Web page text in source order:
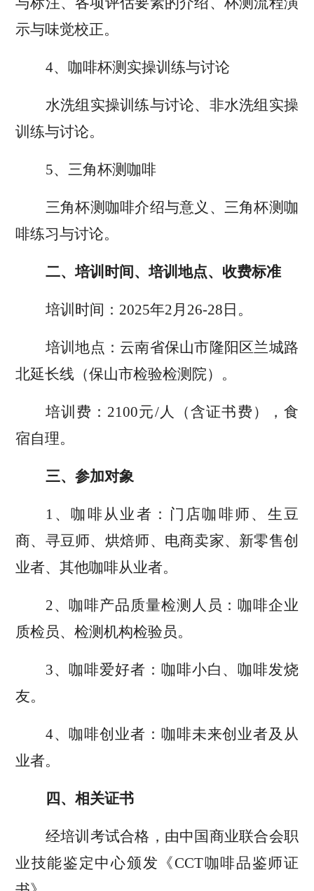
示与味觉校正。
4、 咖啡杯测实操训练与讨论
水洗组 实操训练与讨论、非水洗组 实操
训练与讨论。
5、三角杯测咖啡
三角杯测咖啡介绍与意义 、 三角杯测咖
啡练习与讨论。
二、培训时间、培训地点、收费标准
培训时间： 2025年2 月 26-28 日。
培训地点：云南省保山市隆阳区兰城路
北延长线（保山市检验检测院）。
培训费： 2100元/人（含证书费），食
宿自理。
三、参加对象
1 、咖啡从业者：门店咖啡师、生豆
商、寻豆师、烘焙师、电商卖家、新零售创
业者、其他咖啡从业者。
2、咖啡产品质量检测人员：咖啡企业
质检员、检测机构检验员。
3、咖啡爱好者：咖啡小白、咖啡发烧
友。
4、咖啡创业者：咖啡未来创业者及从
业者。
四、相关证书
经培训考试合格，由中国商业联合会职
业技能鉴定中心颁发《CCT咖啡品鉴师证